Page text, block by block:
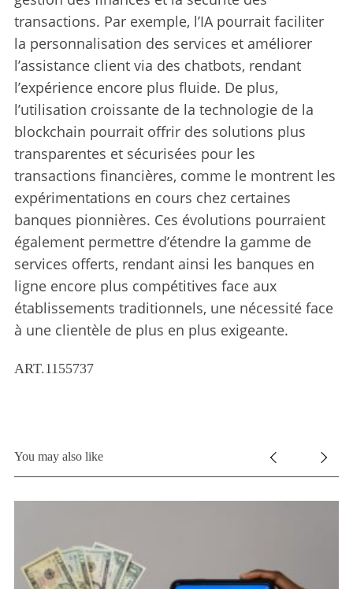
transactions. Par exemple, l’IA pourrait faciliter
la personnalisation des services et améliorer
l’assistance client via des chatbots, rendant
l’expérience encore plus fluide. De plus,
l’utilisation croissante de la technologie de la
blockchain pourrait offrir des solutions plus
transparentes et sécurisées pour les
transactions financières, comme le montrent les
expérimentations en cours chez certaines
banques pionnières. Ces évolutions pourraient
également permettre d’étendre la gamme de
services offerts, rendant ainsi les banques en
ligne encore plus compétitives face aux
établissements traditionnels, une nécessité face
à une clientèle de plus en plus exigeante.
ART.1155737
You may also like